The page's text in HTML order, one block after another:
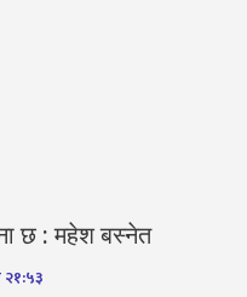
छ : महेश बस्नेत
२१:५३